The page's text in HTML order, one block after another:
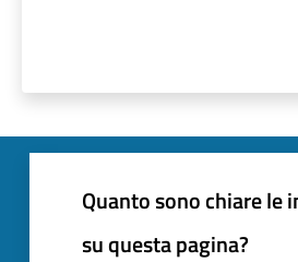
Quanto sono chiare le
su questa pagina?